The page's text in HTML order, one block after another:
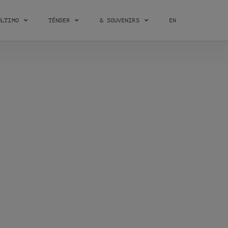
TÉNDER & SOUVENIRS EN